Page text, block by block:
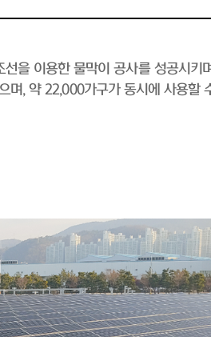
을 이용한 물막이 공사를 성공시
, 약 22,000가구가 동시에 사용할